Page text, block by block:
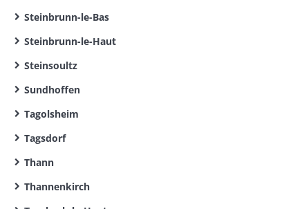
Steinbrunn-le-Bas
Steinbrunn-le-Haut
Steinsoultz
Sundhoffen
Tagolsheim
Tagsdorf
Thann
Thannenkirch